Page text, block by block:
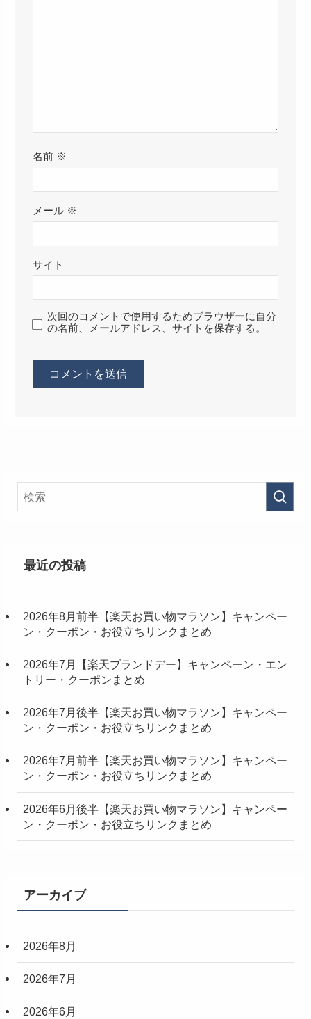
名前 ※
メール ※
サイト
次回のコメントで使用するためブラウザーに自分
の名前、メールアドレス、サイトを保存する。
最近の投稿
2026年8月前半【楽天お買い物マラソン】キャンペー
ン・クーポン・お役立ちリンクまとめ
2026年7月【楽天ブランドデー】キャンペーン・エン
トリー・クーポンまとめ
2026年7月後半【楽天お買い物マラソン】キャンペー
ン・クーポン・お役立ちリンクまとめ
2026年7月前半【楽天お買い物マラソン】キャンペー
ン・クーポン・お役立ちリンクまとめ
2026年6月後半【楽天お買い物マラソン】キャンペー
ン・クーポン・お役立ちリンクまとめ
アーカイブ
2026年8月
2026年7月
2026年6月